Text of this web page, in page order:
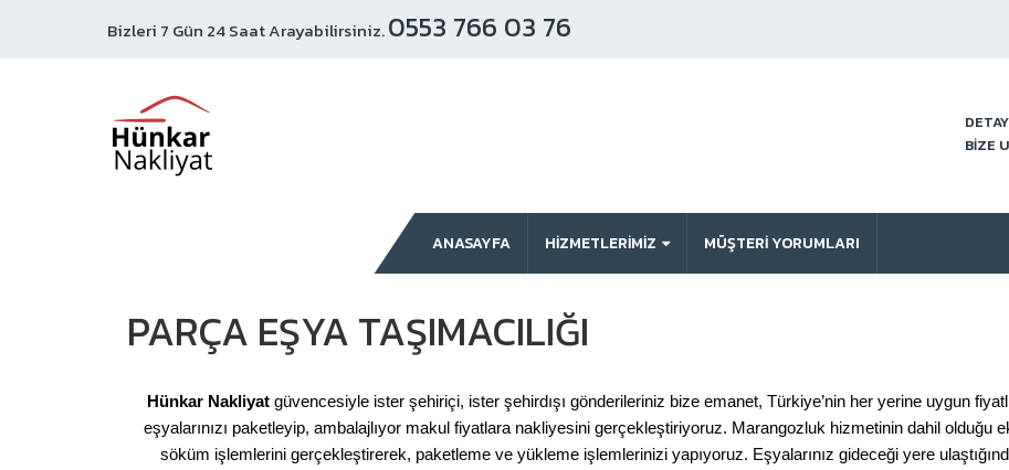
Bizleri 7 Gün 24 Saat Arayabilirsiniz.0553 766 03 76
BİZE
ANASAYFA HİZMETLERİMİZ MÜŞTERI YORUMLARI
PARÇA EŞYA TAŞIMACILIĞI
Hünkar Nakliyatgüvencesiyle ister şehiriçi, ister şehirdışı gönderileriniz bize emanet, Türkiye’nin her yerine uygun
eşyalarınızı paketleyip, ambalajlıyor makul fiyatlara nakliyesini gerçekleştiriyoruz. Marangozluk hizmetinin dahil olduğu
söküm işlemlerini gerçekleştirerek, paketleme ve yükleme işlemlerinizi yapıyoruz. Eşyalarınız gideceği yere